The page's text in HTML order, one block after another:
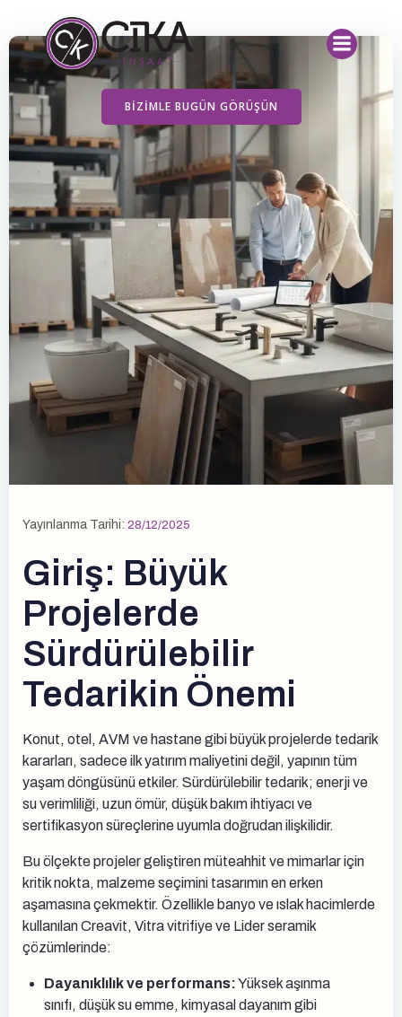
BIZIMLE BUGÜN GÖRÜŞÜN
Yayınlanma Tarihi: 28/12/2025
Giriş: Büyük
Projelerde
Sürdürülebilir
Tedarikin Önemi
Konut, otel, AVM ve hastane gibi büyük projelerde tedarik
kararları, sadece ilk yatırım maliyetini değil, yapının tüm
yaşam döngüsünü etkiler. Sürdürülebilir tedarik; enerji ve
su verimliliği, uzun ömür, düşük bakım ihtiyacı ve
sertifikasyon süreçlerine uyumla doğrudan ilişkilidir.
Bu ölçekte projeler geliştiren müteahhit ve mimarlar için
kritik nokta, malzeme seçimini tasarımın en erken
aşamasına çekmektir. Özellikle banyo ve ıslak hacimlerde
kullanılan Creavit, Vitra vitrifiye ve Lider seramik
çözümlerinde:
Dayanıklılık ve performans:Yüksek aşınma
sınıfı, düşük su emme, kimyasal dayanım gibi